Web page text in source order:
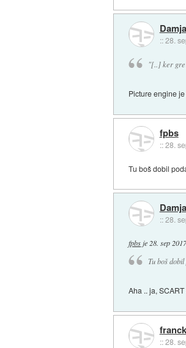
::28.
"[..] ker gre
Picture engine
fpbs
::28.
Tu boš dobil
::28.
fpbs je 28. sep
Tu boš
Aha .. ja,
::28.